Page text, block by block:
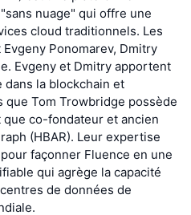
nuage" qui offre une
cloud traditionnels. Les
Ponomarev, Dmitry
Evgeny et Dmitry apportent
dans la blockchain et
Tom Trowbridge possède
co-fondateur et ancien
(HBAR). Leur expertise
façonner Fluence en une
qui agrège la capacité
de données de